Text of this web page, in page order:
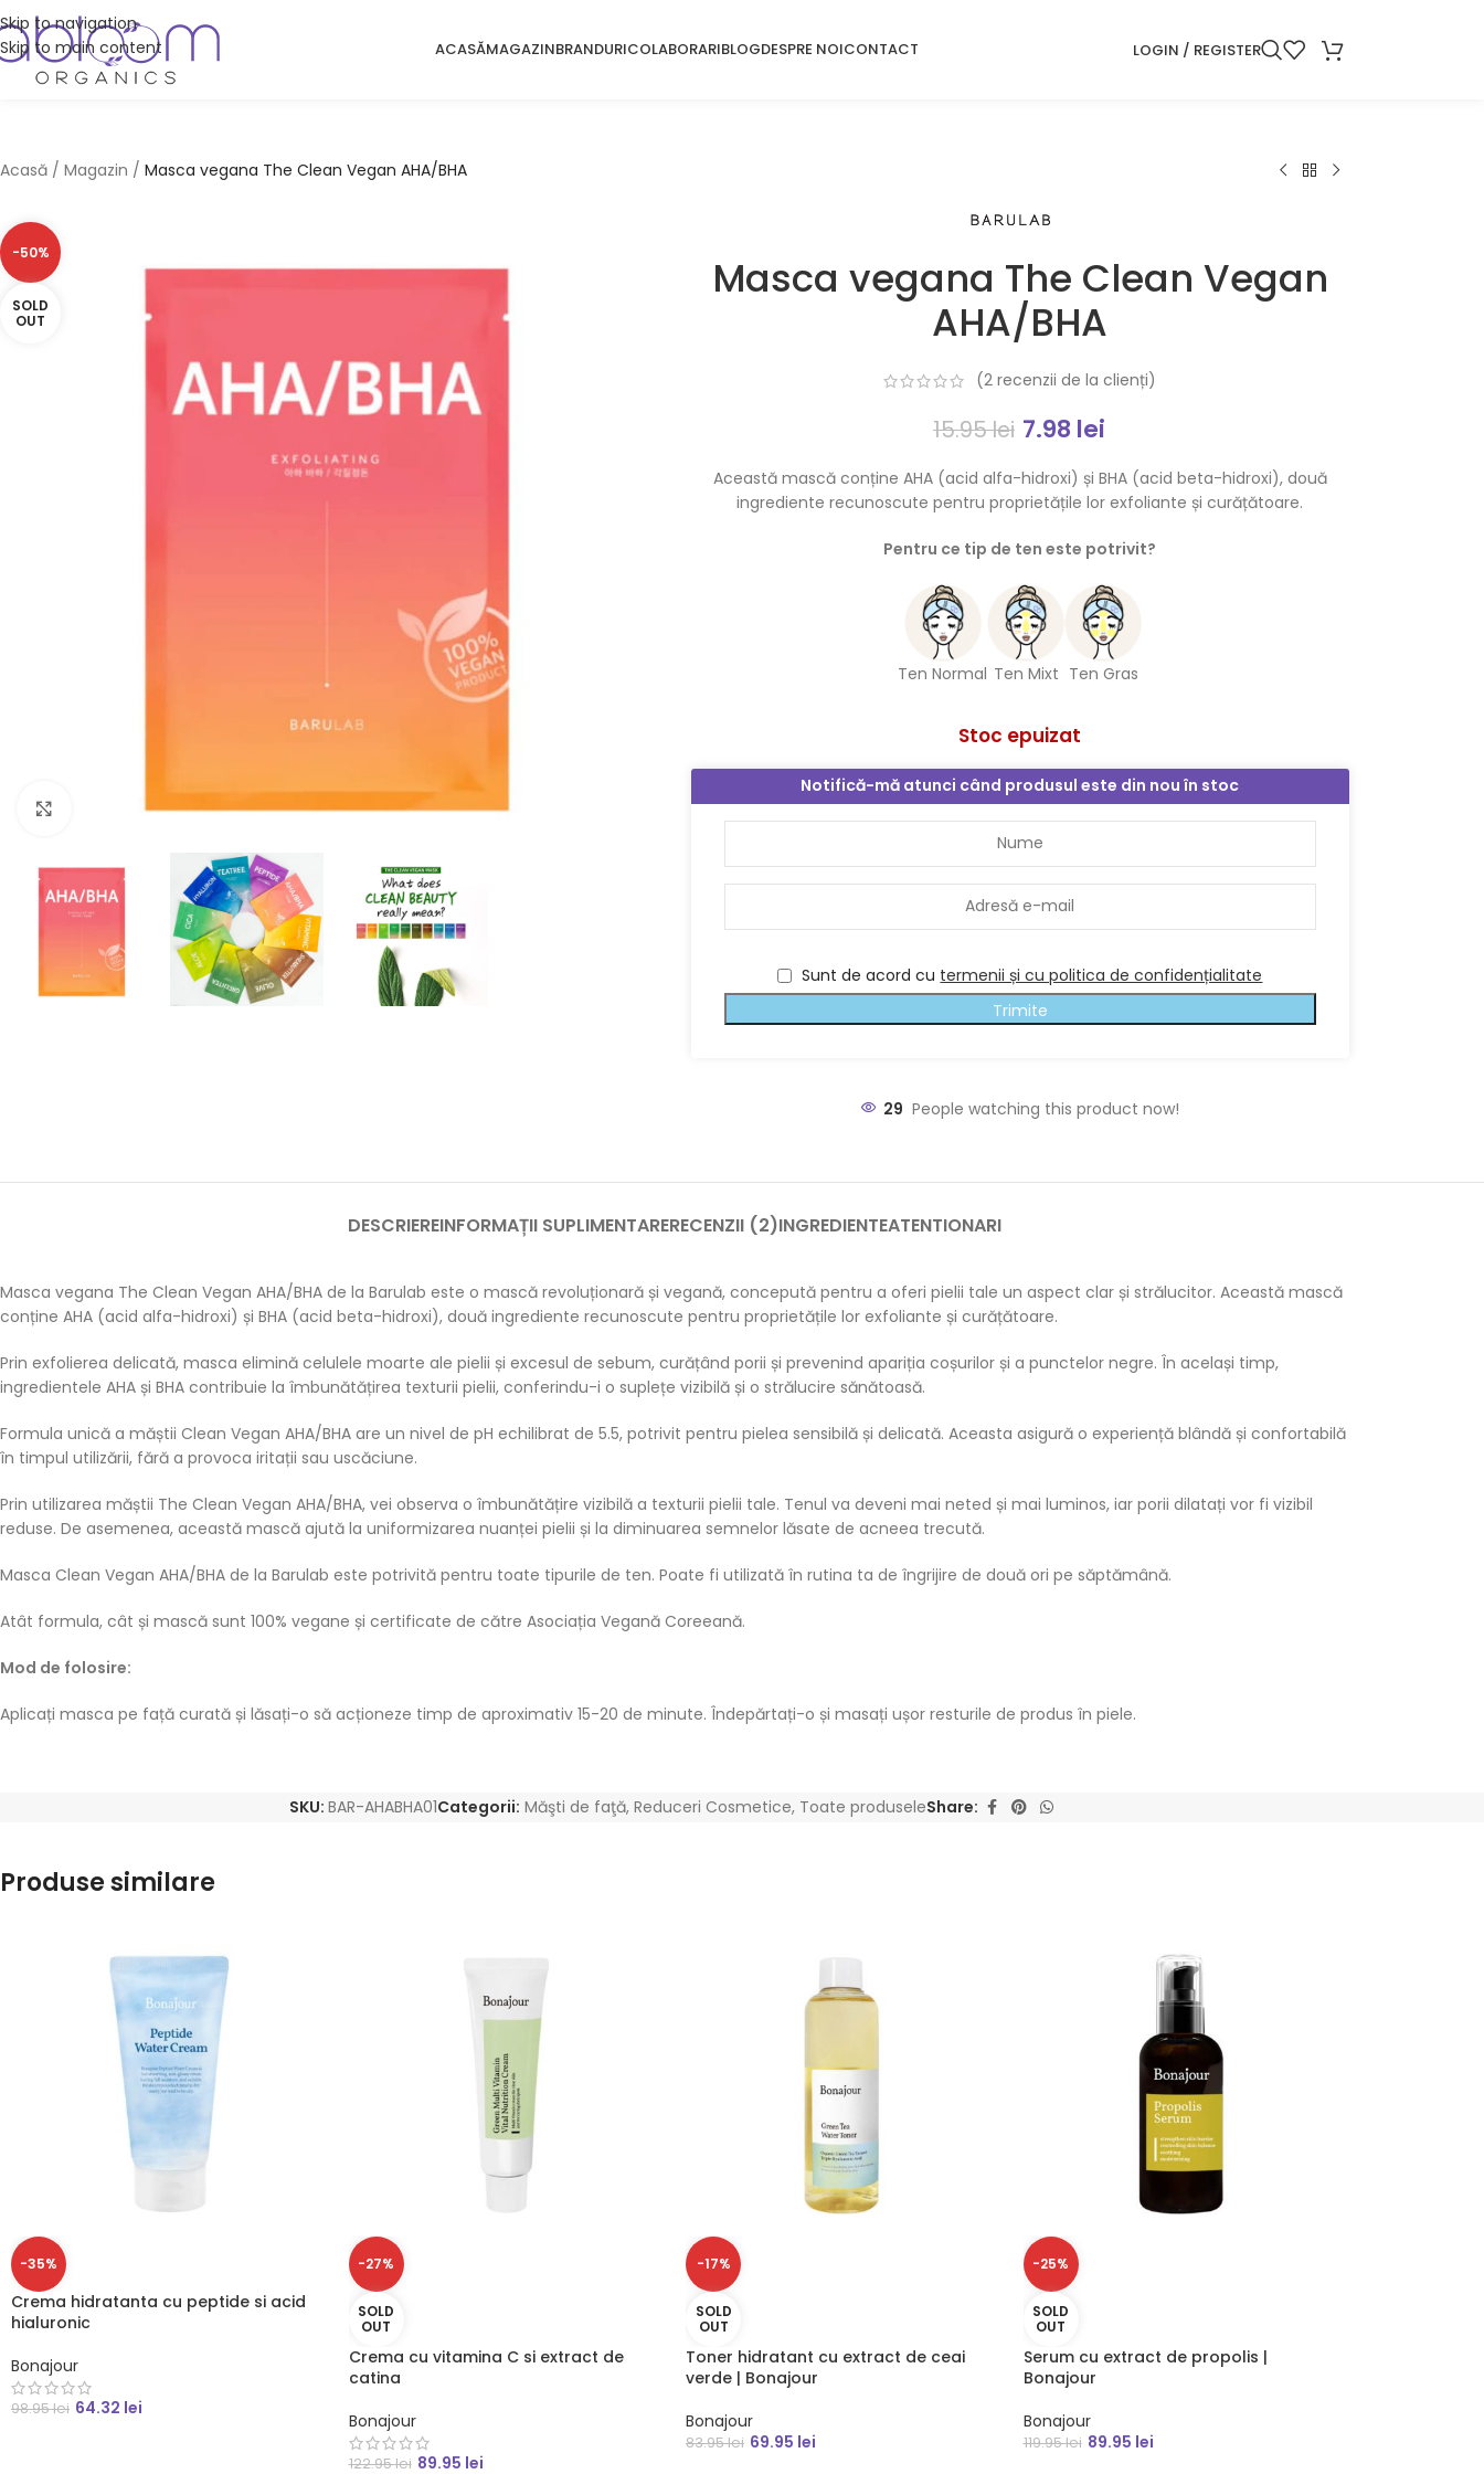
Skip to navigation
Skip to main content
ACASĂMAGAZINBRANDURICOLABORARIBLOGDESPRE NOICONTACT LOGIN / REGISTER
Acasă / Magazin / Masca vegana The Clean Vegan AHA/BHA
-50%
SOLD
OUT
Click to enlarge
Masca vegana The Clean Vegan
AHA/BHA
(2 recenzii de la clienți)
15.95lei 7.98 lei
Această mască conține AHA (acid alfa-hidroxi) și BHA (acid beta-hidroxi), două
ingrediente recunoscute pentru proprietățile lor exfoliante și curățătoare.
Pentru ce tip de ten este potrivit?
Ten Normal Ten Mixt Ten Gras
Stoc epuizat
Notifică-mă atunci când produsul este din nou în stoc
Sunt de acord cu termenii și cu politica de confidențialitate
Trimite
29 People watching this product now!
DESCRIEREINFORMAȚII SUPLIMENTARERECENZII (2)INGREDIENTEATENTIONARI
Masca vegana The Clean Vegan AHA/BHA de la Barulab este o mască revoluționară și vegană, concepută pentru a oferi pielii tale un aspect clar și strălucitor. Această mască
conține AHA (acid alfa-hidroxi) și BHA (acid beta-hidroxi), două ingrediente recunoscute pentru proprietățile lor exfoliante și curățătoare.
Prin exfolierea delicată, masca elimină celulele moarte ale pielii și excesul de sebum, curățând porii și prevenind apariția coșurilor și a punctelor negre. În același timp,
ingredientele AHA și BHA contribuie la îmbunătățirea texturii pielii, conferindu-i o suplețe vizibilă și o strălucire sănătoasă.
Formula unică a măștii Clean Vegan AHA/BHA are un nivel de pH echilibrat de 5.5, potrivit pentru pielea sensibilă și delicată. Aceasta asigură o experiență blândă și confortabilă
în timpul utilizării, fără a provoca iritații sau uscăciune.
Prin utilizarea măștii The Clean Vegan AHA/BHA, vei observa o îmbunătățire vizibilă a texturii pielii tale. Tenul va deveni mai neted și mai luminos, iar porii dilatați vor fi vizibil
reduse. De asemenea, această mască ajută la uniformizarea nuanței pielii și la diminuarea semnelor lăsate de acneea trecută.
Masca Clean Vegan AHA/BHA de la Barulab este potrivită pentru toate tipurile de ten. Poate fi utilizată în rutina ta de îngrijire de două ori pe săptămână.
Atât formula, cât și mască sunt 100% vegane și certificate de către Asociația Vegană Coreeană.
Mod de folosire:
Aplicați masca pe față curată și lăsați-o să acționeze timp de aproximativ 15-20 de minute. Îndepărtați-o și masați ușor resturile de produs în piele.
SKU: BAR-AHABHA01Categorii: Măşti de faţă, Reduceri Cosmetice, Toate produseleShare:
Produse similare
-35%
Crema hidratanta cu peptide si acid
hialuronic
Bonajour
98.95lei 64.32 lei
-27%
SOLD
OUT
Crema cu vitamina C si extract de
catina
Bonajour
122.95lei 89.95 lei
-17%
SOLD
OUT
Toner hidratant cu extract de ceai
verde | Bonajour
Bonajour
83.95lei 69.95 lei
-25%
SOLD
OUT
Serum cu extract de propolis |
Bonajour
Bonajour
119.95lei 89.95 lei